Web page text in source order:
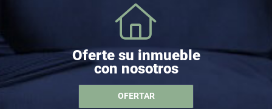
Oferte su inmueble
con nosotros
OFERTAR